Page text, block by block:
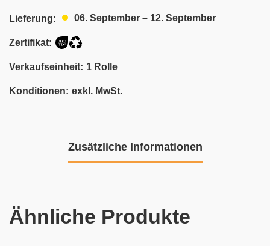
Lieferung: 06. September – 12. September
Zertifikat:
Verkaufseinheit: 1 Rolle
Konditionen: exkl. MwSt.
Zusätzliche Informationen
Ähnliche Produkte